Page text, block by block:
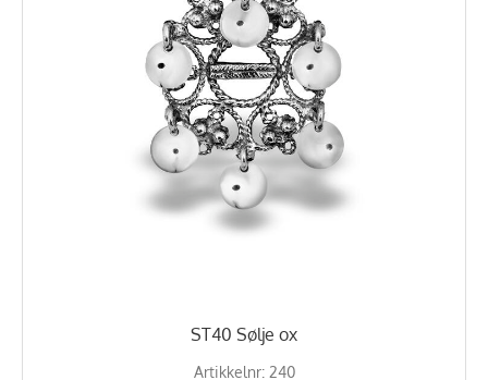
ST40 Sølje ox
Artikkelnr: 240